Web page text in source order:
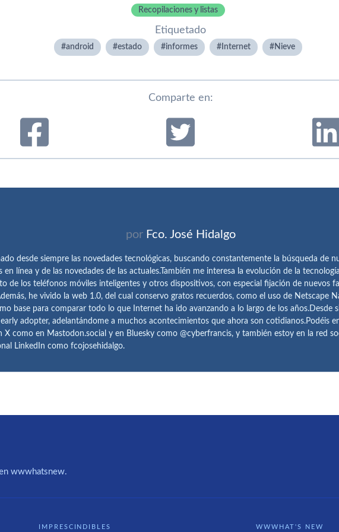
Recopilaciones y listas
Etiquetado
android estado informes Internet Nieve
Comparte en:
por Fco. José Hidalgo
desde siempre las novedades tecnológicas, buscando constantemente la búsqueda de
en línea y de las novedades de las actuales.También me interesa la evolución de la
de los teléfonos móviles inteligentes y otros dispositivos, con especial fijación de nuevos
he vivido la web 1.0, del cual conservo gratos recuerdos, como el uso de Netscape
base para comparar todo lo que Internet ha ido avanzando a lo largo de los años.Desde
adopter, adelantándome a muchos acontecimientos que ahora son cotidianos.Podéis
X como en Mastodon.social y en Bluesky como @cyberfrancis, y también estoy en la red
LinkedIn como fcojosehidalgo.
wwwhatsnew.
IMPRESCINDIBLES WWWHAT'S NEW